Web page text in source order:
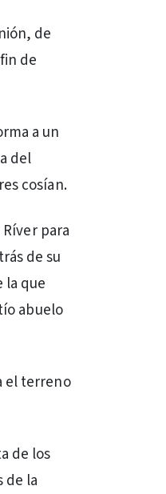
de
de
a un
del
cosían.
para
de su
la que
abuelo
el terreno
de los
de la